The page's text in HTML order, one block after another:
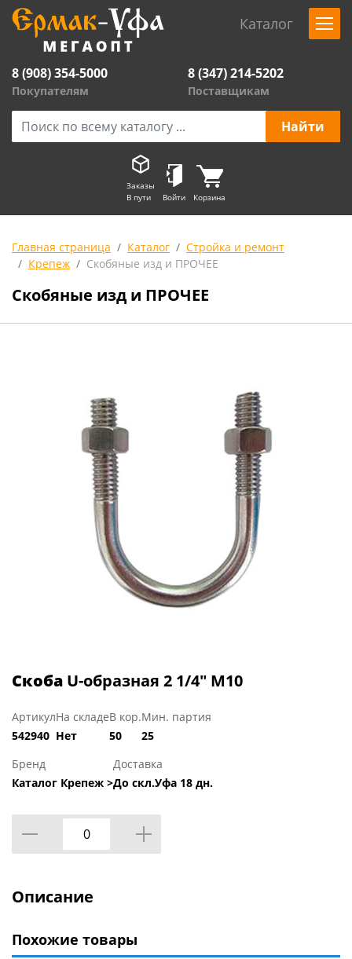
Каталог
8 (908) 354-5000
Покупателям
8 (347) 214-5202
Поставщикам
Заказы
В пути
Войти Корзина
Главная страница Каталог
Стройка и ремонт
Крепеж
Скобяные изд и ПРОЧЕЕ
Скобяные изд и ПРОЧЕЕ
Скоба U-образная 2 1/4" М10
Артикул
542940
На складе
Нет
В кор.
50
Мин. партия
25
Бренд
Каталог Крепеж >
Доставка
До скл.Уфа 18 дн.
Описание
Похожие товары